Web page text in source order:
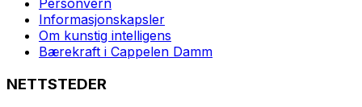
Personvern
Informasjonskapsler
Om kunstig intelligens
Bærekraft i Cappelen Damm
NETTSTEDER